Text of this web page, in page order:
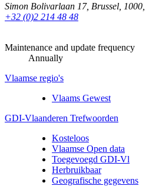
Simon Bolivarlaan 17, Brussel 1000
+32 (0)2 214 48 48
Maintenance and update frequency
Annually
Vlaamse regio's
Vlaams Gewest
GDI-Vlaanderen Trefwoorden
Kosteloos
Vlaamse Open data
Toegevoegd GDI-Vl
Herbruikbaar
Geografische gegevens